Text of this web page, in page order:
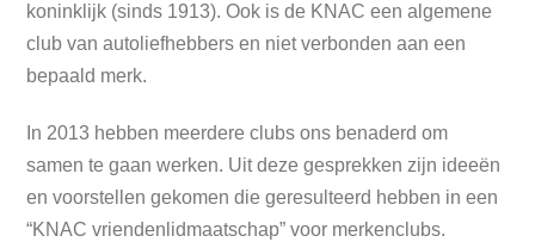
koninklijk (sinds 1913). Ook is de KNAC een algemene
club van autoliefhebbers en niet verbonden aan een
bepaald merk.
In 2013 hebben meerdere clubs ons benaderd om
samen te gaan werken. Uit deze gesprekken zijn ideeën
en voorstellen gekomen die geresulteerd hebben in een
“KNAC vriendenlidmaatschap” voor merkenclubs.